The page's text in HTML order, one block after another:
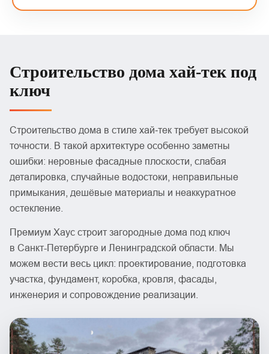
Строительство дома хай‑тек под
ключ
Строительство дома в стиле хай‑тек требует высокой
точности. В такой архитектуре особенно заметны
ошибки: неровные фасадные плоскости, слабая
деталировка, случайные водостоки, неправильные
примыкания, дешёвые материалы и неаккуратное
остекление.
Премиум Хаус строит загородные дома под ключ
в Санкт-Петербурге и Ленинградской области. Мы
можем вести весь цикл: проектирование, подготовка
участка, фундамент, коробка, кровля, фасады,
инженерия и сопровождение реализации.